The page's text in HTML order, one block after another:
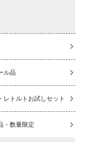
ル品
レトルトお試しセット
・数量限定